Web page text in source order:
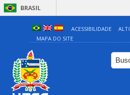
BRASIL
ACESSIBILIDADE
MAPA DO SITE